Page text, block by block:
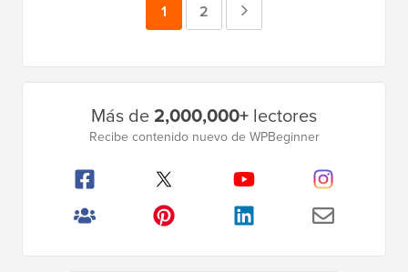
Página
1 Página
2
Más de2,000,000+ lectores
Recibe contenido nuevo de WPBeginner